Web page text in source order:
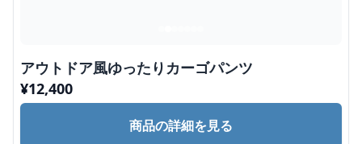
アウトドア風ゆったりカーゴパンツ
¥12,400
商品の詳細を見る